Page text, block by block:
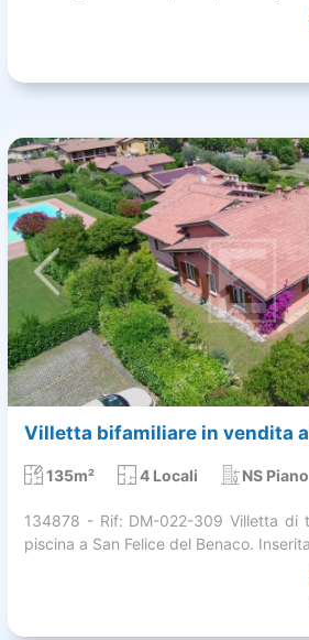
Villetta bifamiliare in vendita a
135m² 4 Locali NS Piano
134878 - Rif: DM-022-309 Villetta di
piscina a San Felice del Benaco.